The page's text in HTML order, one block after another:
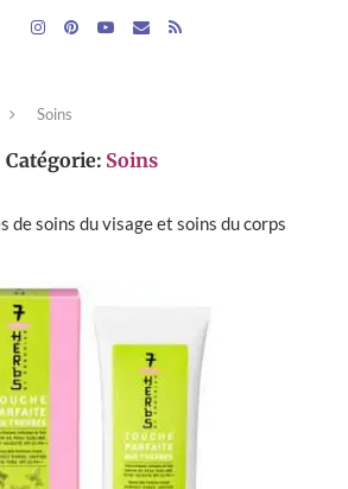
Soins
Catégorie: Soins
de soins du visage et soins du corps